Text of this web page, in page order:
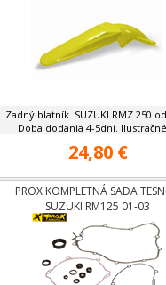
Zadný blatník. SUZUKI RMZ 250
Doba dodania 4-5dní.
24,80 €
PROX KOMPLETNÁ SADA
SUZUKI RM125 01-03